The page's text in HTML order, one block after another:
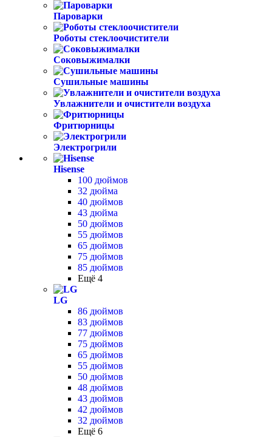
Пароварки
Роботы стеклоочистители
Соковыжималки
Сушильные машины
Увлажнители и очистители воздуха
Фритюрницы
Электрогрили
Hisense
100 дюймов
32 дюйма
40 дюймов
43 дюйма
50 дюймов
55 дюймов
65 дюймов
75 дюймов
85 дюймов
Ещё 4
LG
86 дюймов
83 дюймов
77 дюймов
75 дюймов
65 дюймов
55 дюймов
50 дюймов
48 дюймов
43 дюймов
42 дюймов
32 дюймов
Ещё 6